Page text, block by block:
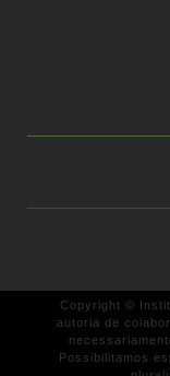
Copyright ©
autoria de
Possibilitamos